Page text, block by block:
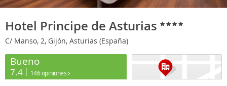
Hotel Principe de Asturias
C/ Manso, 2, Gijón, Asturias (España)
Bueno
7.4 146 opiniones